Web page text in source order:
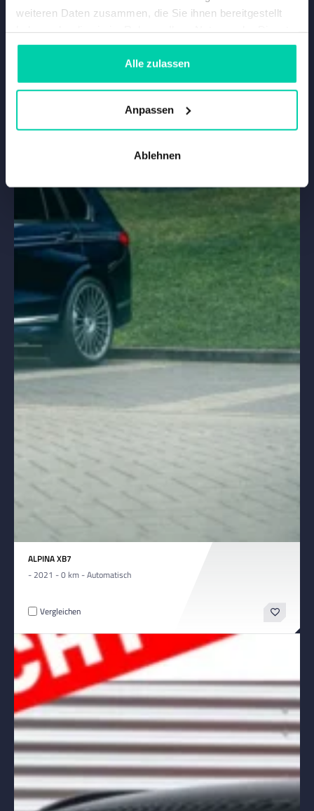
weiteren Daten zusammen, die Sie ihnen bereitgestellt
gesammelt haben.
Alle zulassen
Anpassen
Ablehnen
ALPINA XB7
- 2021 - 0 km - Automatisch
Vergleichen